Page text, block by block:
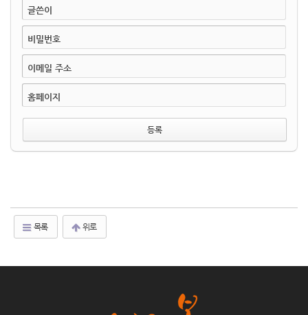
글쓴이
비밀번호
이메일 주소
홈페이지
목록 위로